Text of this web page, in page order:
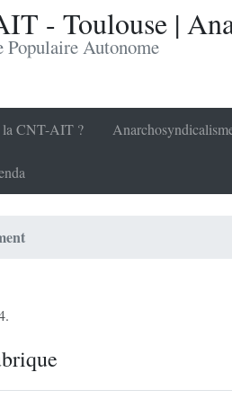
- Toulouse |
Populaire Autonome
la CNT-AIT ?